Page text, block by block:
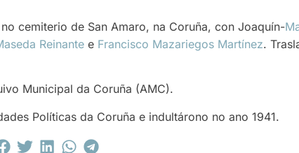
cemiterio de San Amaro, na Coruña, con Joaquín-
Reinante e Francisco Mazariegos Martínez.
Municipal da Coruña (AMC).
Políticas da Coruña e indultárono no ano 1941.